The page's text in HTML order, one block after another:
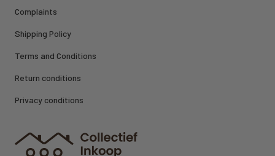
Complaints
Shipping Policy
Terms and Conditions
Return conditions
Privacy conditions